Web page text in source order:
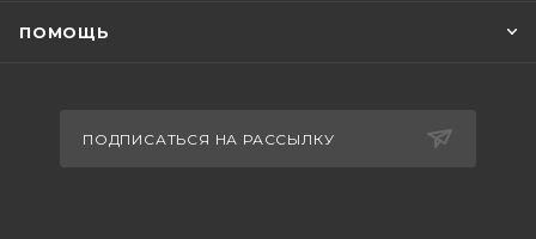
ПОМОЩЬ
ПОДПИСАТЬСЯ НА РАССЫЛКУ